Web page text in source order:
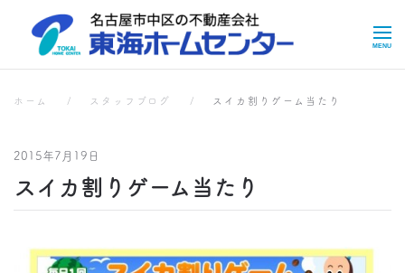
Skip to main content
スタッフブログ
スタッフブログ
ホーム スタッフブログ スイカ割りゲーム当たり
2015年7月19日
スイカ割りゲーム当たり